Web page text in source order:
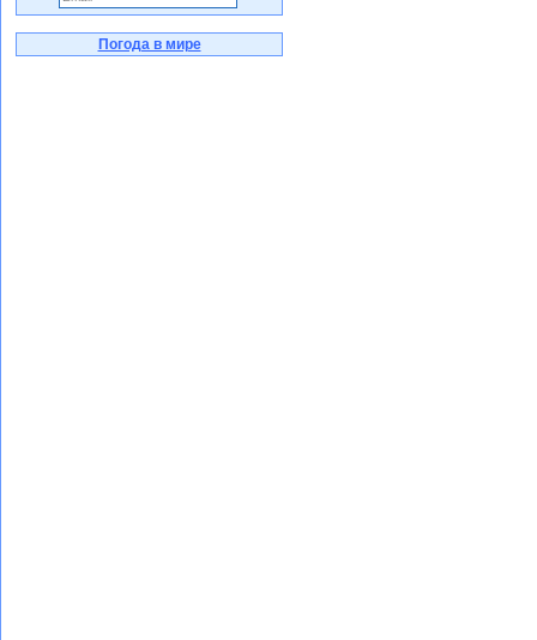
Погода в мире